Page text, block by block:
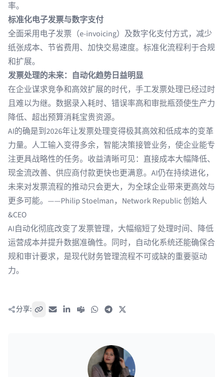
率。
标准化电子发票与数字支付
全面采用电子发票（e-invoicing）及数字化支付方式，减少
纸张成本、节省费用、加快交易速度。标准化流程利于合规
和扩展。
发票处理的未来：自动化趋势日益明显
在企业谋求竞争和高效扩展的时代，手工发票处理已经过时
且难以为继。数据录入耗时、错误率高和审批瓶颈使生产力
降低、超出预算消耗宝贵资源。
AI的确是到2026年让发票处理变得极其高效和低成本的变革
力量。人工输入变得多余，智能决策接管业务，使企业能专
注更具战略性的任务。收益清晰可见：直接成本大幅降低、
现金流改善、供应商付款更快也更满意。AI仍在持续进化，
未来对发票流程的推动只会更大，为全球企业带来更高效与
更多可能。——Philip Stoelman，Network Republic 创始人
&CEO
AI自动化彻底改变了发票管理，大幅缩短了处理时间、降低
运营成本并提升数据准确性。同时，自动化系统还能确保合
规和审计要求，是现代财务管理流程不可或缺的重要驱动
力。
分享: 复制链接电子邮件LinkedIn
Teams WhatsAppTelegram